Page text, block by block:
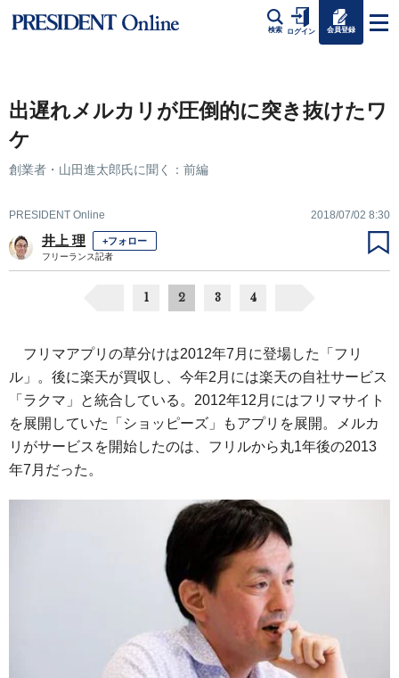
検索 ログイン 会員登録
出遅れメルカリが圧倒的に突き抜けたワ
ケ
創業者・山田進太郎氏に聞く：前編
PRESIDENT Online 2018/07/02 8:30
井上 理 +フォロー
フリーランス記者
1 2 3 4
フリマアプリの草分けは2012年7月に登場した「フリ
ル」。後に楽天が買収し、今年2月には楽天の自社サービス
「ラクマ」と統合している。2012年12月にはフリマサイト
を展開していた「ショッピーズ」もアプリを展開。メルカ
リがサービスを開始したのは、フリルから丸1年後の2013
年7月だった。